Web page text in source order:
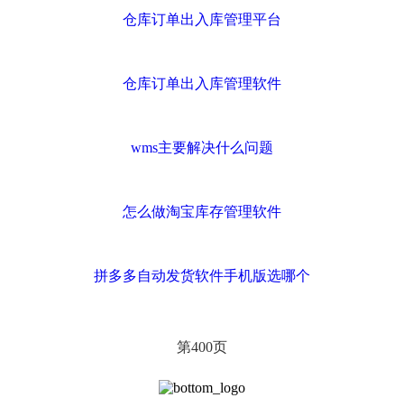
仓库订单出入库管理平台
仓库订单出入库管理软件
wms主要解决什么问题
怎么做淘宝库存管理软件
拼多多自动发货软件手机版选哪个
第400页